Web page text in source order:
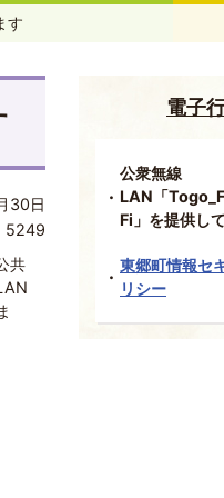
す
30日
5249
共
電子
公衆無線
LAN「
Fi」を提供し
東郷町情報セ
リシー